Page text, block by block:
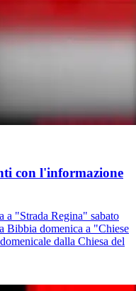
con l'informazione
"Strada Regina" sabato
Bibbia domenica a "Chiese
dalla Chiesa del